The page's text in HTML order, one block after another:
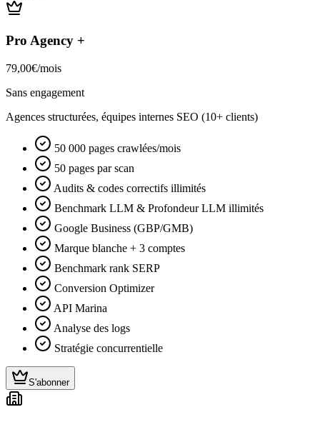
Pro Agency +
79,00€/mois
Sans engagement
Agences structurées, équipes internes SEO (10+ clients)
50 000 pages crawlées/mois
50 pages par scan
Audits & codes correctifs illimités
Benchmark LLM & Profondeur LLM illimités
Google Business (GBP/GMB)
Marque blanche + 3 comptes
Benchmark rank SERP
Conversion Optimizer
API Marina
Analyse des logs
Stratégie concurrentielle
S'abonner